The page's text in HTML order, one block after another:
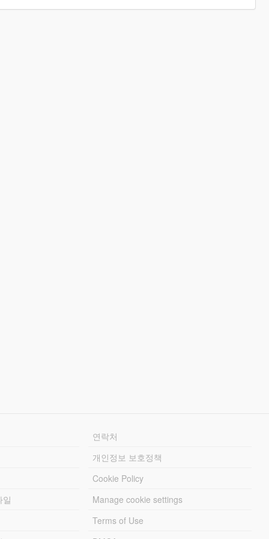
연락처
개인정보 보호정책
Cookie Policy
Manage cookie settings
Terms of Use